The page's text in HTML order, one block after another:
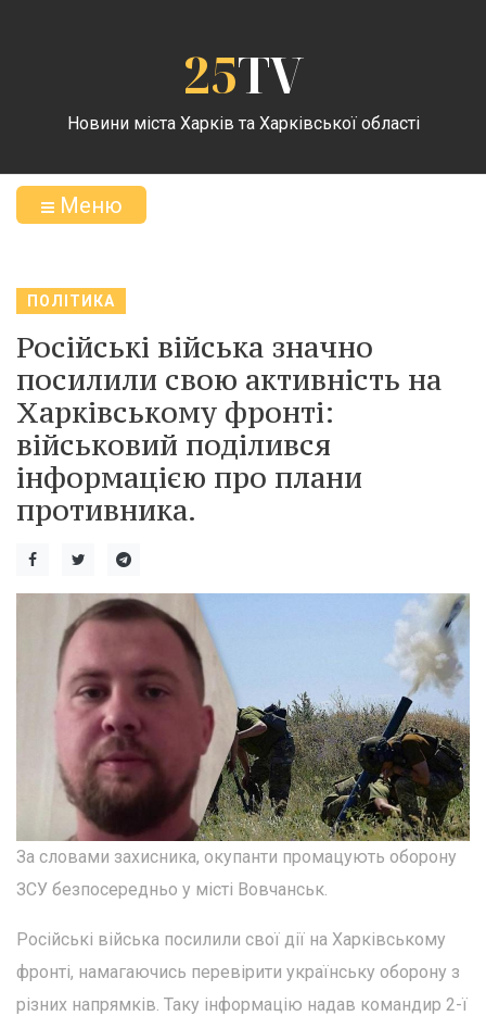
25TV
Новини міста Харків та Харківської області
Меню
ПОЛІТИКА
Російські війська значно
посилили свою активність на
Харківському фронті:
військовий поділився
інформацією про плани
противника.
За словами захисника, окупанти промацують оборону
ЗСУ безпосередньо у місті Вовчанськ.
Російські війська посилили свої дії на Харківському
фронті, намагаючись перевірити українську оборону з
різних напрямків. Таку інформацію надав командир 2-ї